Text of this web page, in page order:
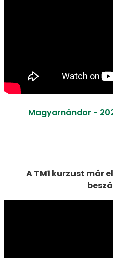
Magyarnándor -
A TM1 kurzust